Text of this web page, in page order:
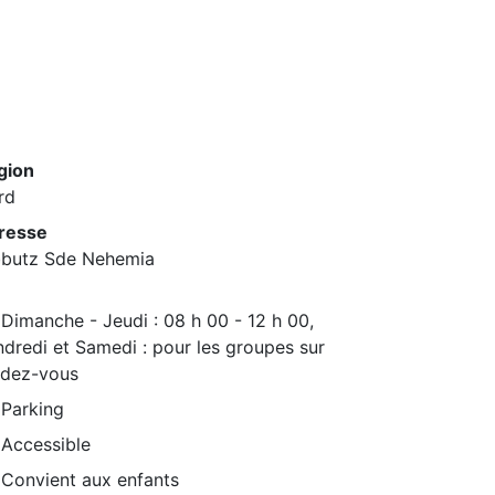
Sde Nehemia
Dimanche - Jeudi : 08 h 00 - 12 h 00,
et Samedi : pour les groupes sur
vous
Parking
Accessible
Convient aux enfants